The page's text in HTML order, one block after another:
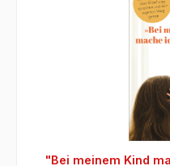
"Bei meinem Kind